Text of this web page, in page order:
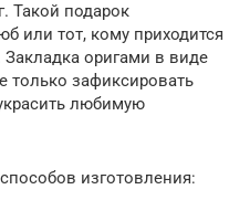
Такой подарок
или тот, кому приходится
оригами в виде
только зафиксировать
любимую
изготовления: